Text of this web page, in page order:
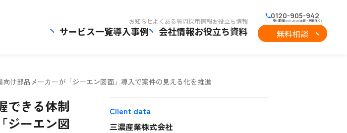
お知らせよくある質問採用情報お役立ち情報
サービス一覧導入事例 会社情報お役立ち資料
0120-905-942
受付時間8:00~20:00(土日・祝日除く)
無料相談
け部品メーカーが「ジーエン図面」導入で案件の見える化を推進
できる体制
ジーエン図
Client data
三濃産業株式会社